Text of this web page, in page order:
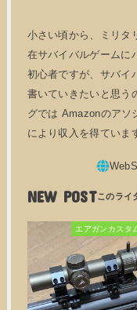
小さい頃から、ミリタ
在サバイバルゲームに
初心者ですが、サバイ
書いていきたいと思う
グでは Amazonのアソ
により収入を得ていま
NEW POST
エアガンカスタ